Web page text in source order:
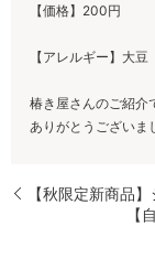
【価格】200円
【アレルギー】大豆
椿き屋さんのご紹介
ありがとうございま
【秋限定新商品
【